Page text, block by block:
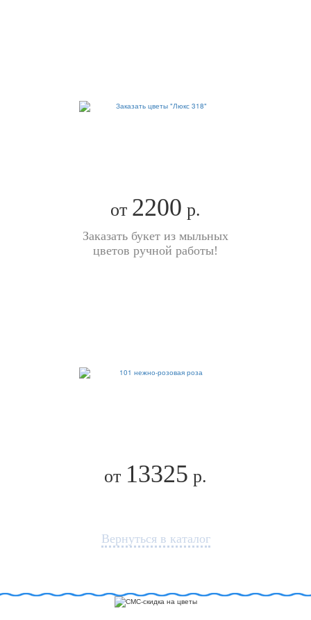
от 2200 р.
Заказать букет из мыльных
цветов ручной работы!
от 13325 р.
Вернуться в каталог